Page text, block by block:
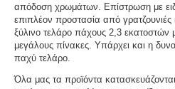
απόδοση χρωμάτων. Επίστρωση με
επιπλέον προστασία από γρατζουνιές
ξύλινο τελάρο πάχους 2,3 εκατοστών
μεγάλους πίνακες. Υπάρχει και η
παχύ τελάρο.
Όλα μας τα προϊόντα